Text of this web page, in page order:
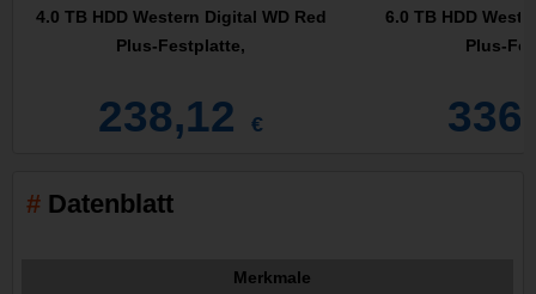
4.0 TB HDD Western Digital WD Red
Plus-Festplatte,
238,12 €
6.0 TB HDD
Plus-
Datenblatt
Merkmale